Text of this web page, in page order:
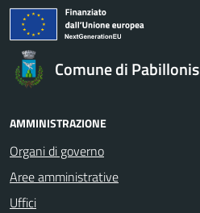
Comune di Pabillonis
AMMINISTRAZIONE
Organi di governo
Aree amministrative
Uffici